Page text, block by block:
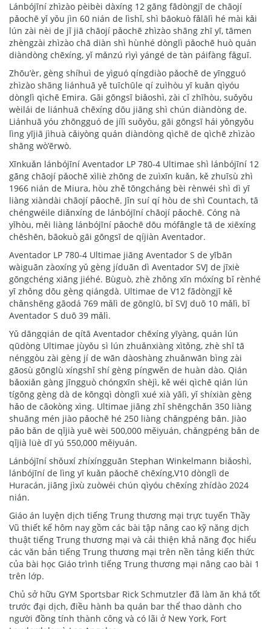
Lánbójīní zhìzào pèibèi dàxíng 12 gāng fādòngjī de chāojí
pǎochē yǐ yǒu jìn 60 nián de lìshǐ, shì bāokuò fǎlālì hé mài kǎi
lún zài nèi de jǐ jiā chāojí pǎochē zhìzào shāng zhī yī, tāmen
zhèngzài zhìzào chā diàn shì hùnhé dònglì pǎochē huò quán
diàndòng chēxíng, yǐ mǎnzú rìyì yángé de tàn páifàng fǎguī.
Zhōu’èr, gèng shíhuì de yìguó qíngdiào pǎochē de yīngguó
zhìzào shāng liánhuā yě tuīchūle qí zuìhòu yī kuǎn qìyóu
dònglì qìchē Emira. Gāi gōngsī biǎoshì, zài cǐ zhīhòu, suǒyǒu
wèilái de liánhuā chēxíng dōu jiāng shì chún diàndòng de.
Liánhuā yóu zhōngguó de jílì suǒyǒu, gāi gōngsī hái yǒngyǒu
lìng yījiā jìhuà cǎiyòng quán diàndòng qìchē de qìchē zhìzào
shāng wò’ērwò.
Xīnkuǎn lánbójīní Aventador LP 780-4 Ultimae shì lánbójīní 12
gāng chāojí pǎochē xìliè zhōng de zuìxīn kuǎn, kě zhuīsù zhì
1966 nián de Miura, hòu zhě tōngcháng bèi rènwéi shì dì yī
liàng xiàndài chāojí pǎochē. Jǐn suí qí hòu de shì Countach, tā
chéngwéile diǎnxíng de lánbójīní chāojí pǎochē. Cóng nà
yǐhòu, měi liàng lánbójīní pǎochē dōu mófǎngle tā de xiēxíng
chēshēn, bāokuò gāi gōngsī de qíjiàn Aventador.
Aventador LP 780-4 Ultimae jiāng Aventador S de yībān
wàiguān zàoxíng yǔ gèng jíduān dì Aventador SVJ de jīxiè
gōngchéng xiāng jiéhé. Bùguò, zhè zhǒng xīn móxíng bǐ rènhé
yī zhǒng dōu gèng qiángdà. Ultimae de V12 fādòngjī kě
chǎnshēng gāodá 769 mǎlì de gōnglǜ, bǐ SVJ duō 10 mǎlì, bǐ
Aventador S duō 39 mǎlì.
Yǔ dāngqián de qítā Aventador chēxíng yīyàng, quán lún
qūdòng Ultimae jùyǒu sì lún zhuǎnxiàng xìtǒng, zhè shǐ tā
nénggòu zài gèng jí de wān dàoshàng zhuǎnwān bìng zài
gāosù gōnglù xíngshǐ shí gèng píngwěn de huàn dào. Qián
bǎoxiǎn gàng jīngguò chóngxīn shèjì, kě wéi qìchē qián lún
tígōng gèng dà de kōngqì dònglì xué xià yālì, yǐ shíxiàn gèng
hǎo de cāokòng xìng. Ultimae jiāng zhǐ shēngchǎn 350 liàng
shuāng mén jiào pǎochē hé 250 liàng chǎngpéng bǎn. Jiào
pǎo bǎn de qǐjià yuē wèi 500,000 měiyuán, chǎngpéng bǎn de
qǐjià lüè dī yú 550,000 měiyuán.
Lánbójīní shǒuxí zhíxíngguān Stephan Winkelmann biǎoshì,
lánbójīní de lìng yī kuǎn pǎochē chēxíng,V10 dònglì de
Huracán, jiāng jìxù zuòwéi chún qìyóu chēxíng zhídào 2024
nián.
Giáo án luyện dịch tiếng Trung thương mại trực tuyến Thầy
Vũ thiết kế hôm nay gồm các bài tập nâng cao kỹ năng dịch
thuật tiếng Trung thương mại và cải thiện khả năng đọc hiểu
các văn bản tiếng Trung thương mại trên nền tảng kiến thức
của bài học Giáo trình tiếng Trung thương mại nâng cao bài 1
trên lớp.
Chủ sở hữu GYM Sportsbar Rick Schmutzler đã làm ăn khá tốt
trước đại dịch, điều hành ba quán bar thể thao dành cho
người đồng tính thành công và có lãi ở New York, Fort